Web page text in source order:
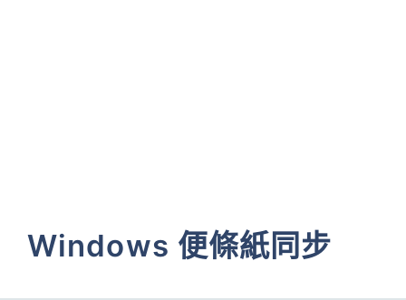
Windows 便條紙同步